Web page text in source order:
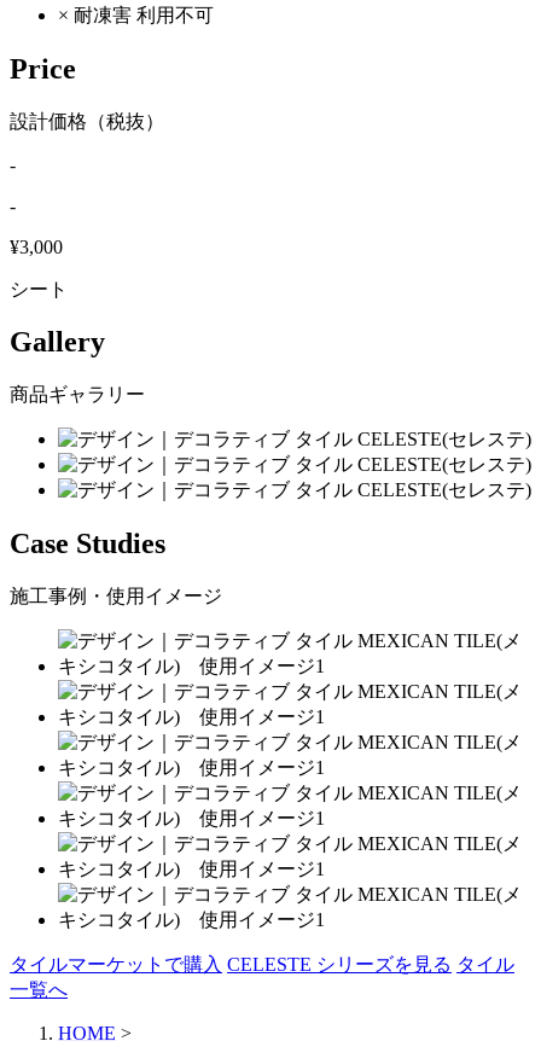
× 耐凍害 利用不可
Price
設計価格（税抜）
-
-
¥3,000
シート
Gallery
商品ギャラリー
Case Studies
施工事例・使用イメージ
タイルマーケットで購入 CELESTE シリーズを見る タイル
一覧へ
HOME >